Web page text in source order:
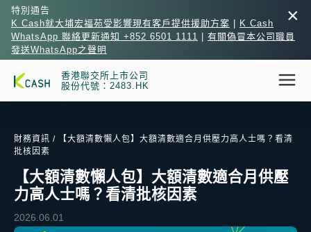
×
特別通告
K Cash就大埔宏福苑受影響現有客戶提供援助方案
K Cash
WhatsApp 聯絡更新通知 +852 6501 1111
有關偽冒本公司職員
發送WhatsApp之聲明
香港聯交所上市公司
股份代號：2483.HK
財務資訊 / 【大額清數懶人包】大額清數適合月供壓力高人士嗎？看清
批核因素
【大額清數懶人包】大額清數適合月供壓
力高人士嗎？看清批核因素
2026.06.01